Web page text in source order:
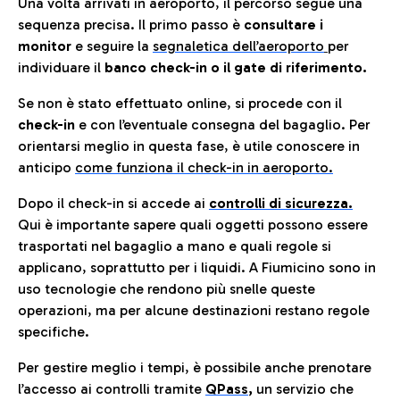
sequenza precisa. Il primo passo è consultare i
monitor e seguire la segnaletica dell’aeroporto per
individuare il banco check-in o il gate di riferimento.
Se non è stato effettuato online, si procede con il
check-in e con l’eventuale consegna del bagaglio. Per
orientarsi meglio in questa fase, è utile conoscere in
anticipo come funziona il check-in in aeroporto.
Dopo il check-in si accede ai controlli di sicurezza.
Qui è importante sapere quali oggetti possono essere
trasportati nel bagaglio a mano e quali regole si
applicano, soprattutto per i liquidi. A Fiumicino sono in
uso tecnologie che rendono più snelle queste
operazioni, ma per alcune destinazioni restano regole
specifiche.
Per gestire meglio i tempi, è possibile anche prenotare
l’accesso ai controlli tramite QPass, un servizio che